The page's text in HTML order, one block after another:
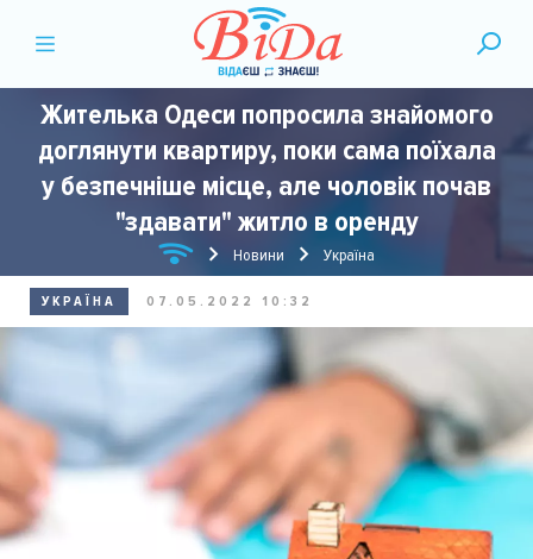
Жителька Одеси попросила знайомого
доглянути квартиру, поки сама поїхала
у безпечніше місце, але чоловік почав
"здавати" житло в оренду
Новини Україна
УКРАЇНА 07.05.2022 10:32